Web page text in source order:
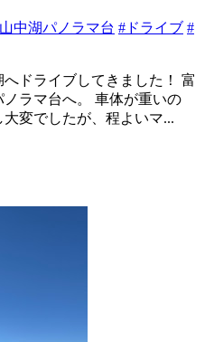
中湖パノラマ台 #ドライブ #
ドライブしてきました！ 富
ラマ台へ。 車体が重いの
変でしたが、程よいマ...